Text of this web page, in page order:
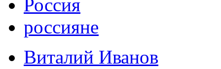
Россия
россияне
Виталий Иванов